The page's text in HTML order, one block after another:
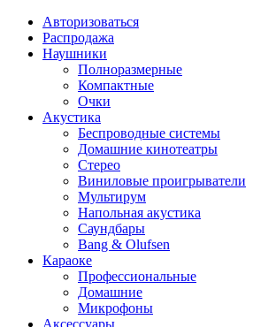
Авторизоваться
Распродажа
Наушники
Полноразмерные
Компактные
Очки
Акустика
Беспроводные системы
Домашние кинотеатры
Стерео
Виниловые проигрыватели
Мультирум
Напольная акустика
Саундбары
Bang & Olufsen
Караоке
Профессиональные
Домашние
Микрофоны
Аксессуары